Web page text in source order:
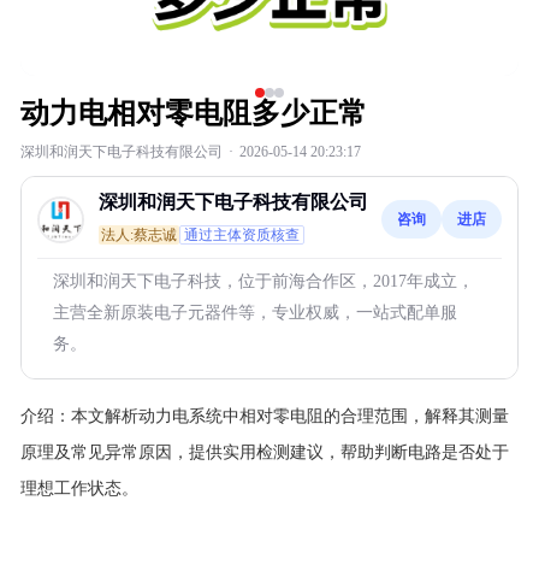
动力电相对零电阻多少正常
深圳和润天下电子科技有限公司 · 2026-05-14 20:23:17
深圳和润天下电子科技有限公司
法人:蔡志诚 通过主体资质核查
咨询 进店
深圳和润天下电子科技，位于前海合作区，2017年成立，
主营全新原装电子元器件等，专业权威，一站式配单服
务。
介绍： 本文解析动力电系统中相对零电阻的合理范围，解释其测量
原理及常见异常原因，提供实用检测建议，帮助判断电路是否处于
理想工作状态。